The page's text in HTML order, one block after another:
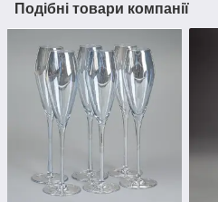
Подібні товари компанії